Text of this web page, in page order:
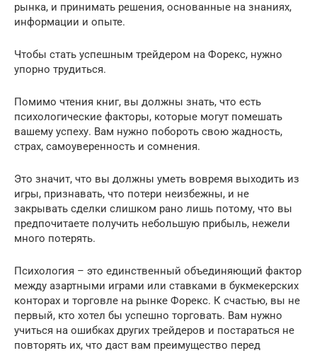
рынка, и принимать решения, основанные на знаниях,
информации и опыте.
Чтобы стать успешным трейдером на Форекс, нужно
упорно трудиться.
Помимо чтения книг, вы должны знать, что есть
психологические факторы, которые могут помешать
вашему успеху. Вам нужно побороть свою жадность,
страх, самоуверенность и сомнения.
Это значит, что вы должны уметь вовремя выходить из
игры, признавать, что потери неизбежны, и не
закрывать сделки слишком рано лишь потому, что вы
предпочитаете получить небольшую прибыль, нежели
много потерять.
Психология – это единственный объединяющий фактор
между азартными играми или ставками в букмекерских
конторах и торговле на рынке Форекс. К счастью, вы не
первый, кто хотел бы успешно торговать. Вам нужно
учиться на ошибках других трейдеров и постараться не
повторять их, что даст вам преимущество перед